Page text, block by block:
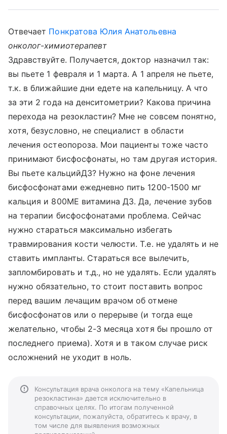
Отвечает Понкратова Юлия Анатольевна
онколог-химиотерапевт
Здравствуйте. Получается, доктор назначил так:
вы пьете 1 февраля и 1 марта. А 1 апреля не пьете,
т.к. в ближайшие дни едете на капельницу. А что
за эти 2 года на денситометрии? Какова причина
перехода на резокластин? Мне не совсем понятно,
хотя, безусловно, не специалист в области
лечения остеопороза. Мои пациенты тоже часто
принимают бисфосфонаты, но там другая история.
Вы пьете кальцийД3? Нужно на фоне лечения
бисфосфонатами ежедневно пить 1200-1500 мг
кальция и 800МЕ витамина Д3. Да, лечение зубов
на терапии бисфосфонатами проблема. Сейчас
нужно стараться максимально избегать
травмирования кости челюсти. Т.е. не удалять и не
ставить импланты. Стараться все вылечить,
запломбировать и т.д., но не удалять. Если удалять
нужно обязательно, то стоит поставить вопрос
перед вашим лечащим врачом об отмене
бисфосфонатов или о перерыве (и тогда еще
желательно, чтобы 2-3 месяца хотя бы прошло от
последнего приема). Хотя и в таком случае риск
осложнений не уходит в ноль.
Консультация врача онколога на тему «Капельница
резокластина» дается исключительно в
справочных целях. По итогам полученной
консультации, пожалуйста, обратитесь к врачу, в
том числе для выявления возможных